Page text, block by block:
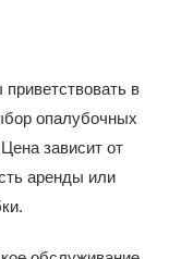
в
опалубочных
зависит от
аренды или